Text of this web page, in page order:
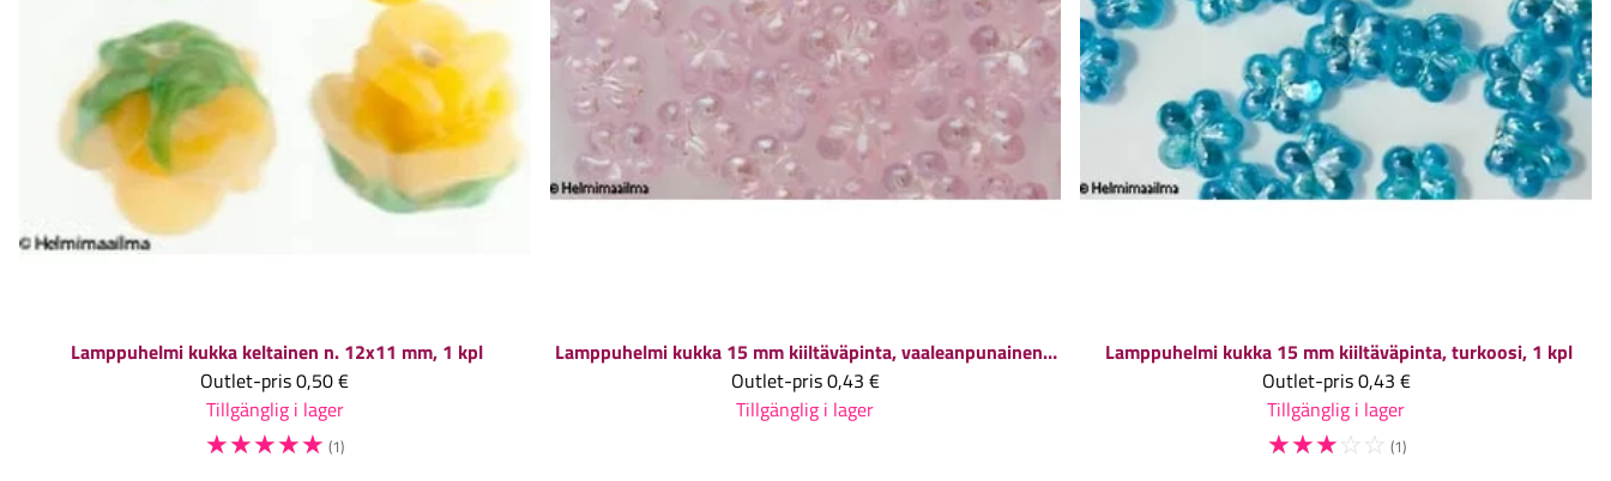
Lamppuhelmi kukka keltainen n. 12x11 mm, 1 kpl
Outlet-pris0,50 €
Tillgänglig i lager
☆☆☆☆☆ (1)
Lamppuhelmi kukka 15 mm kiiltäväpinta, vaaleanpunainen, 1 kpl
Outlet-pris0,43 €
Tillgänglig i lager
Lamppuhelmi kukka 15 mm kiiltäväpinta, turkoosi, 1 kpl
Outlet-pris0,43 €
Tillgänglig i lager
☆☆☆☆ ☆ (1)